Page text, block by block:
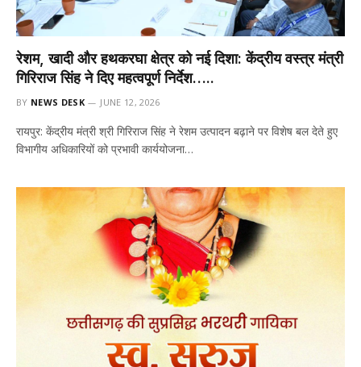
रेशम, खादी और हथकरघा क्षेत्र को नई दिशा: केंद्रीय वस्त्र मंत्री
गिरिराज सिंह ने दिए महत्वपूर्ण निर्देश…..
BY NEWS DESK JUNE 12, 2026
रायपुर: केंद्रीय मंत्री श्री गिरिराज सिंह ने रेशम उत्पादन बढ़ाने पर विशेष बल देते हुए
विभागीय अधिकारियों को प्रभावी कार्ययोजना…